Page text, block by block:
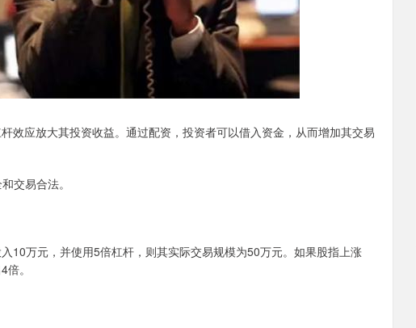
效应放大其投资收益。通过配资，投资者可以借入资金，从而增加其交易
交易合法。
10万元，并使用5倍杠杆，则其实际交易规模为50万元。如果股指上涨
。